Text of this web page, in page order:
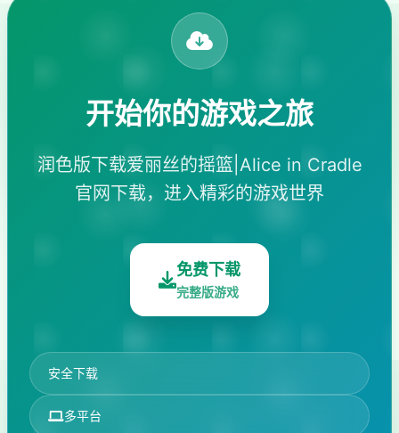
开始你的游戏之旅
润色版下载爱丽丝的摇篮|Alice in Cradle
官网下载，进入精彩的游戏世界
免费下载
完整版游戏
安全下载
多平台